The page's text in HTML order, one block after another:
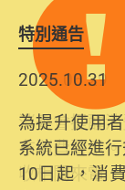
特別通告
2025.10.31
為提升使用
系統已經進
10日起，消